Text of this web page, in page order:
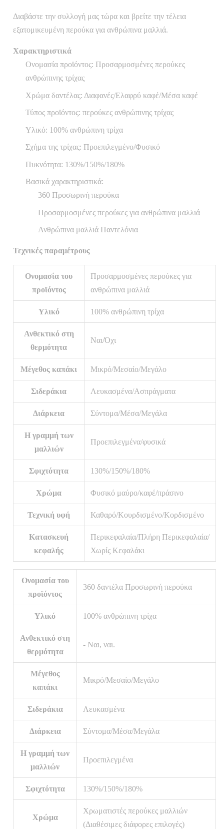
Διαβάστε την συλλογή μας τώρα και βρείτε την τέλεια
εξατομικευμένη περούκα για ανθρώπινα μαλλιά.
Χαρακτηριστικά
Ονομασία προϊόντος: Προσαρμοσμένες περούκες
ανθρώπινης τρίχας
Χρώμα δαντέλας: Διαφανές/Ελαφρύ καφέ/Μέσα καφέ
Τύπος προϊόντος: περούκες ανθρώπινης τρίχας
Υλικό: 100% ανθρώπινη τρίχα
Σχήμα της τρίχας: Προεπιλεγμένο/Φυσικό
Πυκνότητα: 130%/150%/180%
Βασικά χαρακτηριστικά:
360 Προσωρινή περούκα
Προσαρμοσμένες περούκες για ανθρώπινα μαλλιά
Ανθρώπινα μαλλιά Παντελόνια
Τεχνικές παραμέτρους
Ονομασία του
προϊόντος
Προσαρμοσμένες περούκες για
ανθρώπινα μαλλιά
Υλικό 100% ανθρώπινη τρίχα
Ανθεκτικό στη
θερμότητα
Ναι/Όχι
Μέγεθος καπάκι Μικρό/Μεσαίο/Μεγάλο
Σιδεράκια Λευκασμένα/Ασπράγματα
Διάρκεια Σύντομα/Μέσα/Μεγάλα
Η γραμμή των
μαλλιών
Προεπιλεγμένα/φυσικά
Σφιχτότητα 130%/150%/180%
Χρώμα Φυσικό μαύρο/καφέ/πράσινο
Τεχνική υφή Καθαρό/Κουρδισμένο/Κορδισμένο
Κατασκευή
κεφαλής
Περικεφαλαία/Πλήρη Περικεφαλαία/
Χωρίς Κεφαλάκι
Ονομασία του
προϊόντος
360 δαντέλα Προσωρινή περούκα
Υλικό 100% ανθρώπινη τρίχα
Ανθεκτικό στη
θερμότητα
- Ναι, ναι.
Μέγεθος
καπάκι
Μικρό/Μεσαίο/Μεγάλο
Σιδεράκια Λευκασμένα
Διάρκεια Σύντομα/Μέσα/Μεγάλα
Η γραμμή των
μαλλιών
Προεπιλεγμένα
Σφιχτότητα 130%/150%/180%
Χρώμα
Χρωματιστές περούκες μαλλιών
(Διαθέσιμες διάφορες επιλογές)